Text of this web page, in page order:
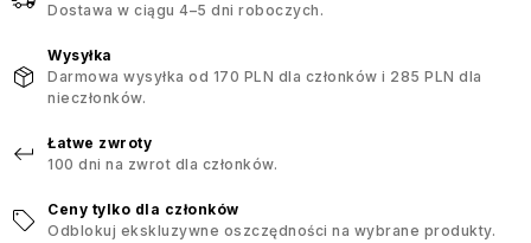
Dostawa w ciągu 4–5 dni roboczych.
Wysyłka
Darmowa wysyłka od 170 PLN dla członków i 285 PLN dla
nieczłonków.
Łatwe zwroty
100 dni na zwrot dla członków.
Ceny tylko dla członków
Odblokuj ekskluzywne oszczędności na wybrane produkty.